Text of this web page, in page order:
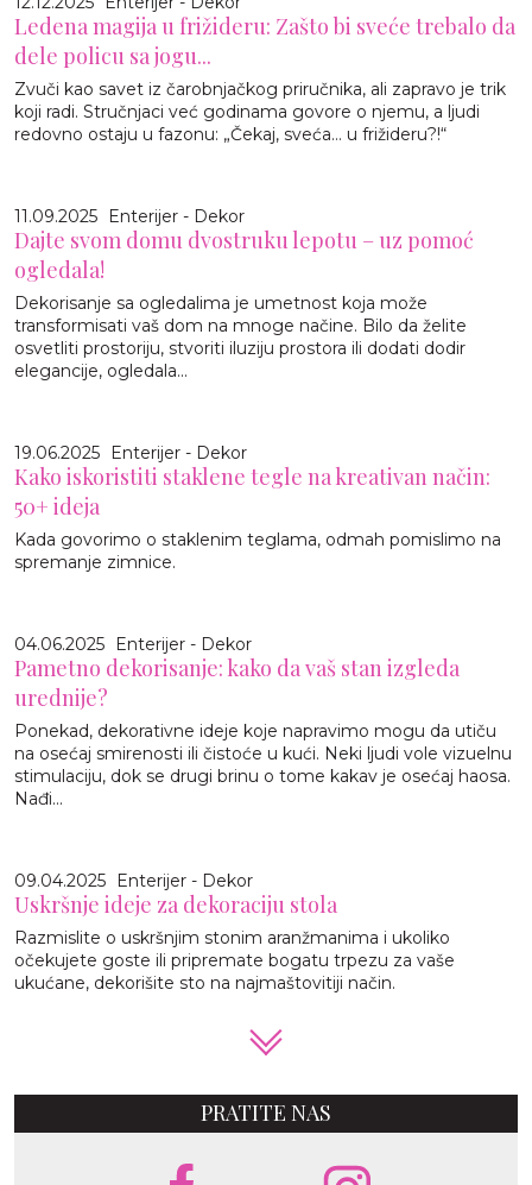
Ledena magija u frižideru: Zašto bi sveće trebalo da
dele policu sa jogu...
Zvuči kao savet iz čarobnjačkog priručnika, ali zapravo je trik
koji radi. Stručnjaci već godinama govore o njemu, a ljudi
redovno ostaju u fazonu: „Čekaj, sveća… u frižideru?!“
11.09.2025 Enterijer - Dekor
Dajte svom domu dvostruku lepotu – uz pomoć
ogledala!
Dekorisanje sa ogledalima je umetnost koja može
transformisati vaš dom na mnoge načine. Bilo da želite
osvetliti prostoriju, stvoriti iluziju prostora ili dodati dodir
elegancije, ogledala...
19.06.2025 Enterijer - Dekor
Kako iskoristiti staklene tegle na kreativan način:
50+ ideja
Kada govorimo o staklenim teglama, odmah pomislimo na
spremanje zimnice.
04.06.2025 Enterijer - Dekor
Pametno dekorisanje: kako da vaš stan izgleda
urednije?
Ponekad, dekorativne ideje koje napravimo mogu da utiču
na osećaj smirenosti ili čistoće u kući. Neki ljudi vole vizuelnu
stimulaciju, dok se drugi brinu o tome kakav je osećaj haosa.
Nađi...
09.04.2025 Enterijer - Dekor
Uskršnje ideje za dekoraciju stola
Razmislite o uskršnjim stonim aranžmanima i ukoliko
očekujete goste ili pripremate bogatu trpezu za vaše
ukućane, dekorišite sto na najmaštovitiji način.
PRATITE NAS